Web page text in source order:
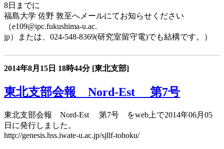
8日までに
福島大学 佐野 敦至へメールにてお知らせください
（e109@ipc.fukushima-u.ac.
jp）または、024-548-8369(研究室留守電)でも結構です。）
2014年8月15日 18時44分 [東北支部]
東北支部会報 Nord-Est 第7号
東北支部会報 Nord-Est 第7号 をweb上で2014年06月05
日に発行しました。
http://genesis.hss.iwate-u.ac.jp/sjllf-tohoku/